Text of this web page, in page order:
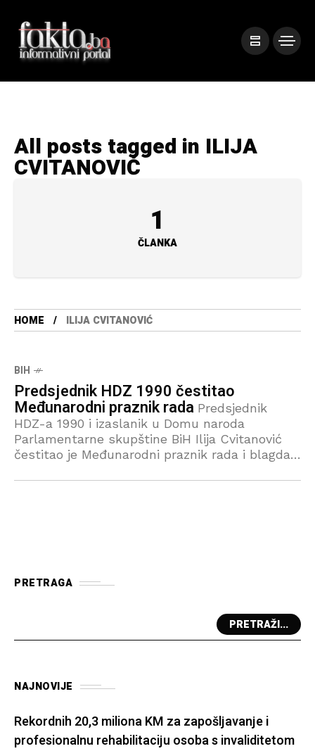
All posts tagged in ILIJA
CVITANOVIĆ
1
ČLANKA
HOME ILIJA CVITANOVIĆ
BIH
Predsjednik HDZ 1990 čestitao
Međunarodni praznik rada Predsjednik
HDZ-a 1990 i izaslanik u Domu naroda
Parlamentarne skupštine BiH Ilija Cvitanović
čestitao je Međunarodni praznik rada i blagdan
radnicima i narodima, te poručio
PRETRAGA
PRETRAŽI...
NAJNOVIJE
Rekordnih 20,3 miliona KM za zapošljavanje i
profesionalnu rehabilitaciju osoba s invaliditetom